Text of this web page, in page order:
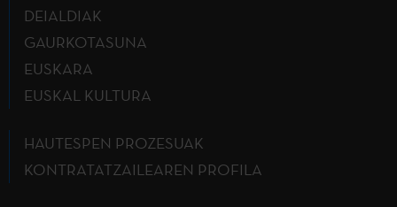
DEIALDIAK
GAURKOTASUNA
EUSKARA
EUSKAL KULTURA
HAUTESPEN PROZESUAK
KONTRATATZAILEAREN PROFILA